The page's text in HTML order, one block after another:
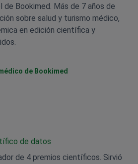
de Bookimed. Más de 7 años de
sobre salud y turismo médico,
en edición científica y
de Bookimed
de datos
de 4 premios científicos. Sirvió